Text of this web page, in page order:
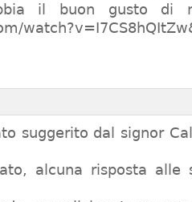
il buon gusto di
suggerito dal signor
alcuna risposta alle